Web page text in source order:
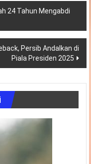
24 Tahun Mengabdi
Persib Andalkan di
Piala Presiden 2025